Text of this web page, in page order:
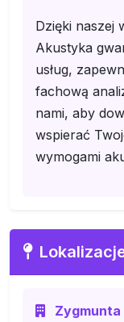
Dzięki naszej
Akustyka
usług,
fachową
nami, aby
wspierać
wymogami